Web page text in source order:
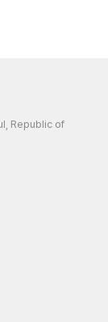
Republic of